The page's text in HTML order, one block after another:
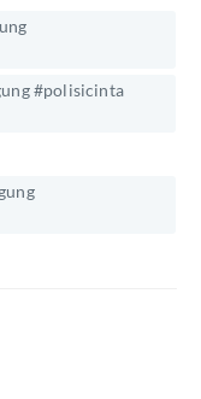
#polisicinta